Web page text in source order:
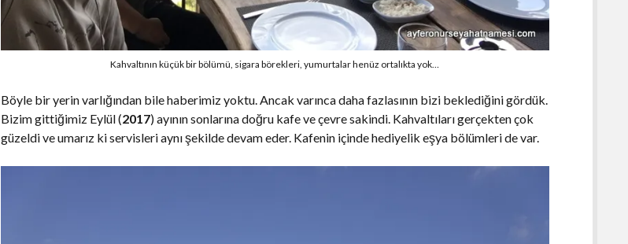
Kahvaltının küçük bir bölümü, sigara börekleri, yumurtalar henüz ortalıkta yok…
Böyle bir yerin varlığından bile haberimiz yoktu. Ancak varınca daha fazlasının bizi beklediğini gördük.
Bizim gittiğimiz Eylül (2017) ayının sonlarına doğru kafe ve çevre sakindi. Kahvaltıları gerçekten çok
güzeldi ve umarız ki servisleri aynı şekilde devam eder. Kafenin içinde hediyelik eşya bölümleri de var.